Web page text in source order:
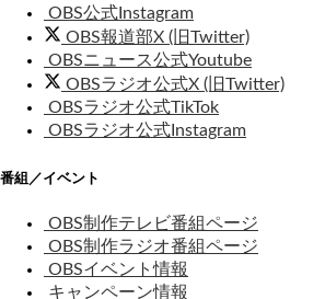
OBS公式Instagram
OBS報道部X (旧Twitter)
OBSニュース公式Youtube
OBSラジオ公式X (旧Twitter)
OBSラジオ公式TikTok
OBSラジオ公式Instagram
番組／イベント
OBS制作テレビ番組ページ
OBS制作ラジオ番組ページ
OBSイベント情報
キャンペーン情報